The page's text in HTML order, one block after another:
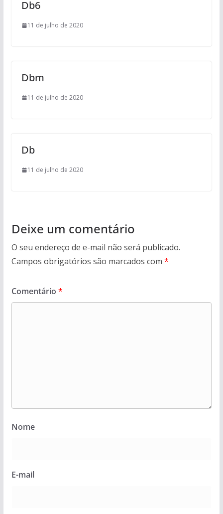
Db6
11 de julho de 2020
Dbm
11 de julho de 2020
Db
11 de julho de 2020
Deixe um comentário
O seu endereço de e-mail não será publicado.
Campos obrigatórios são marcados com *
Comentário *
Nome
E-mail